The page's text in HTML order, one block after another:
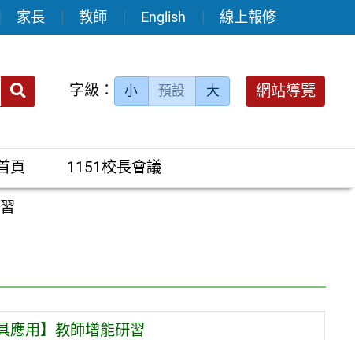
家長 教師 English 線上報修
送出 字級： 小 預設 大 網站導覽
頁 1151校長會議
應用】教師增能研習